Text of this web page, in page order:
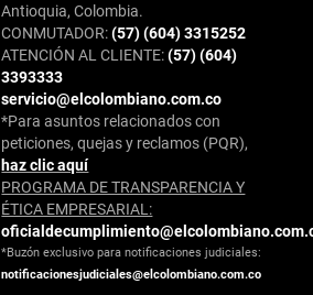
Antioquia, Colombia.
CONMUTADOR:(57) (604) 3315252
ATENCIÓN AL CLIENTE:(57) (604)
3393333
servicio@elcolombiano.com.co
*Para asuntos relacionados con
peticiones, quejas y reclamos (PQR),
haz clic aquí
PROGRAMA DE TRANSPARENCIA Y
ÉTICA EMPRESARIAL:
*Buzón exclusivo para notificaciones judiciales:
notificacionesjudiciales@elcolombiano.com.co